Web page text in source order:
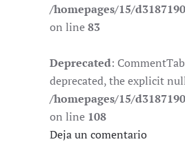
/homepages/15/
on line83
Deprecated:
deprecated, the explicit
/homepages/15/
on line 108
Deja un comentario